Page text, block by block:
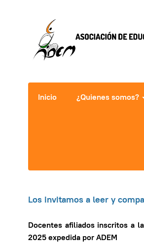
Inicio ¿Quienes somos?
Los invitamos a leer y
Docentes afiliados inscritos a
2025 expedida por ADEM